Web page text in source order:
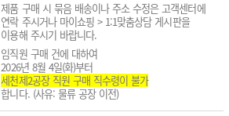
제품 구매 시 묶음 배송이나 주소 수정은 고객센터에
연락 주시거나 마이쇼핑 > 1:1맞춤상담 게시판을
이용해 주시기 바랍니다.
임직원 구매 건에 대하여
2026년 8월 4일(화)부터
세천제2공장 직원 구매 직수령이 불가​
합니다. (사유: 물류 공장 이전)